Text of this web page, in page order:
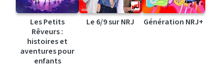
Les Petits
Rêveurs :
histoires et
aventures pour
enfants
Le 6/9 sur NRJ Génération NRJ+